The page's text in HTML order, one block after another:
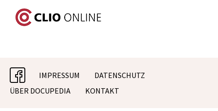
facebookIMPRESSUM
DATENSCHUTZ
ÜBER DOCUPEDIA
KONTAKT